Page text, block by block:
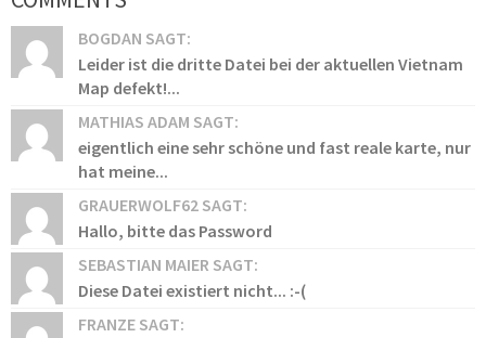
BOGDAN SAGT:
Leider ist die dritte Datei bei der aktuellen Vietnam
Map defekt!...
MATHIAS ADAM SAGT:
eigentlich eine sehr schöne und fast reale karte, nur
hat meine...
GRAUERWOLF62 SAGT:
Hallo, bitte das Password
SEBASTIAN MAIER SAGT:
Diese Datei existiert nicht... :-(
FRANZE SAGT: